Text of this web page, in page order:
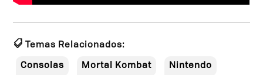
Temas Relacionados:
Consolas Mortal Kombat Nintendo